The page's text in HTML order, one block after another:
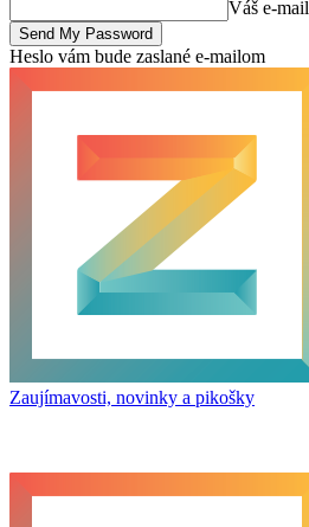
Váš e-mail
Heslo vám bude zaslané e-mailom
Zaujímavosti, novinky a pikošky